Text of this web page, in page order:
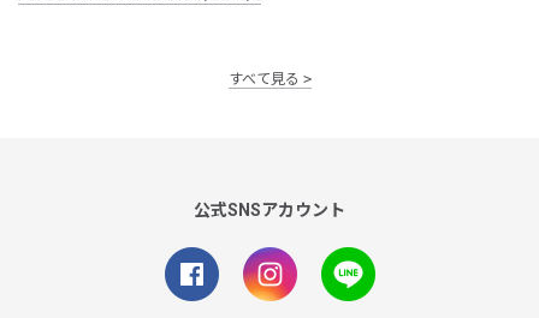
すべて見る
公式SNSアカウント